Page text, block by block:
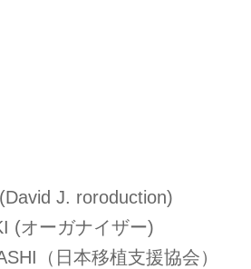
J. roroduction)
(オーガナイザー)
（日本移植支援協会）